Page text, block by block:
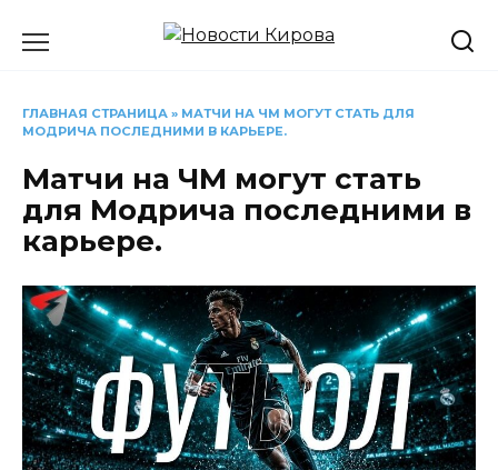
ГЛАВНАЯ СТРАНИЦА » МАТЧИ НА ЧМ МОГУТ СТАТЬ ДЛЯ
МОДРИЧА ПОСЛЕДНИМИ В КАРЬЕРЕ.
Матчи на ЧМ могут стать
для Модрича последними в
карьере.